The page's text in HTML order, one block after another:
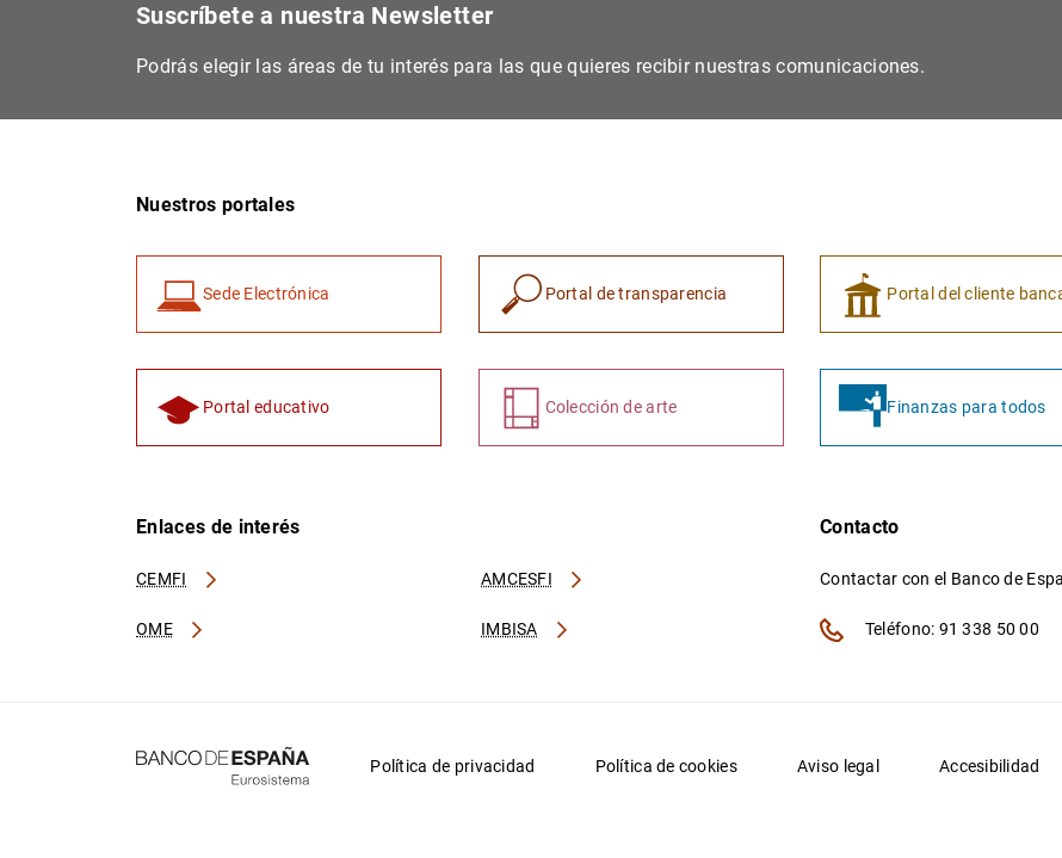
Suscríbete a nuestra Newsletter
Podrás elegir las áreas de tu interés para las que quieres recibir nuestras comunicaciones.
Nuestros portales
Sede Electrónica Portal de transparencia Portal del cliente
Portal educativo Colección de arte Finanzas para todos
Enlaces de interés
CEMFI AMCESFI
OME IMBISA
Contacto
Contactar con el Banco de
Teléfono: 91 338 50 00
Política de privacidad Política de cookies Aviso legal Accesibilidad